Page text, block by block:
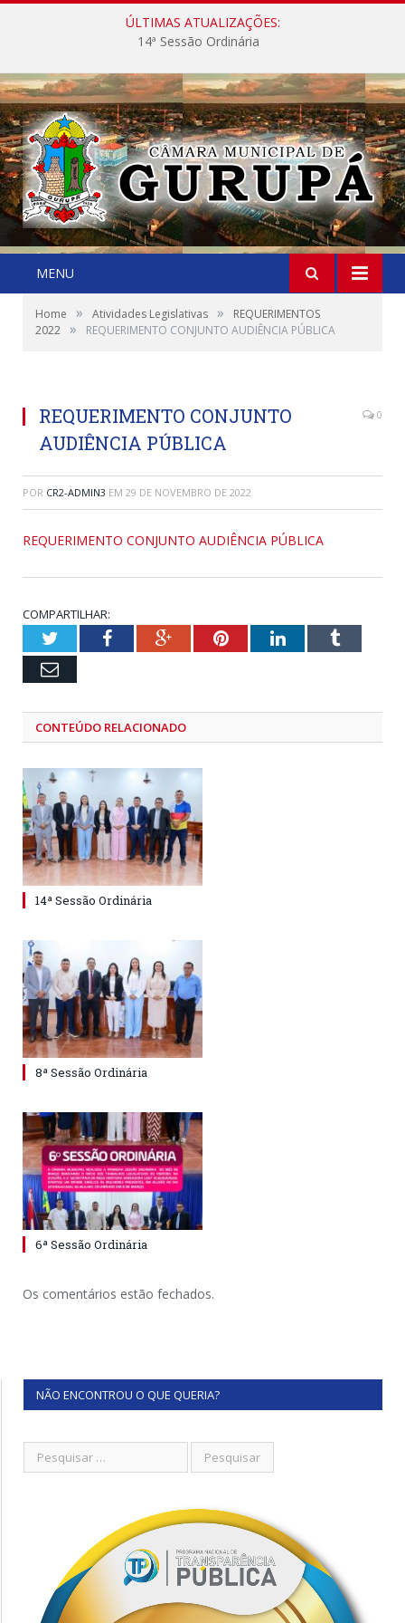
ÚLTIMAS ATUALIZAÇÕES:
14ª Sessão Ordinária
MENU
Home » Atividades Legislativas »
REQUERIMENTOS
2022 » REQUERIMENTO CONJUNTO AUDIÊNCIA PÚBLICA
REQUERIMENTO CONJUNTO
AUDIÊNCIA PÚBLICA
0
POR CR2-ADMIN3 EM 29 DE NOVEMBRO DE 2022
REQUERIMENTO CONJUNTO AUDIÊNCIA PÚBLICA
COMPARTILHAR:
TwitterFacebookGoogle+PinterestLinkedInTumblr
Email
CONTEÚDO RELACIONADO
14ª Sessão Ordinária
8ª Sessão Ordinária
6ª Sessão Ordinária
Os comentários estão fechados.
NÃO ENCONTROU O QUE QUERIA?